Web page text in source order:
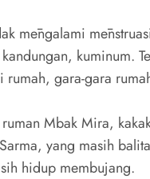
mēngalami
kuminum.
gara-gara
Mbak Mira,
yang masih
hidup membujang.